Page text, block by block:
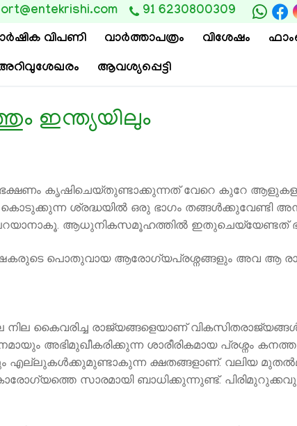
91 6230800309
വിപണി വാ‍ർത്താപത്രം വിശേഷം
ആവശ്യപ്പെട്ടി
ഇന്ത്യയിലും
കൃഷിചെയ്തുണ്ടാക്കുന്നത് വേറെ കുറേ
ശ്രദ്ധയില്‍ ഒരു ഭാഗം തങ്ങള്‍ക്കുവേണ്ടി
ആധുനികസമൂഹത്തില്‍ ഇതുചെയ്യേണ്ടത്
കര്‍ഷകരുടെ പൊതുവായ ആരോഗ്യപ്രശ്നങ്ങളും അവ ആ
കൈവരിച്ച രാജ്യങ്ങളെയാണ് വികസിതരാജ്യങ്ങള്‍
അഭിമുഖീകരിക്കുന്ന ശാരീരികമായ പ്രശ്നം
എല്ലുകള്‍ക്കുമുണ്ടാകുന്ന ക്ഷതങ്ങളാണ്. വലിയ
സാരമായി ബാധിക്കുന്നുണ്ട്.